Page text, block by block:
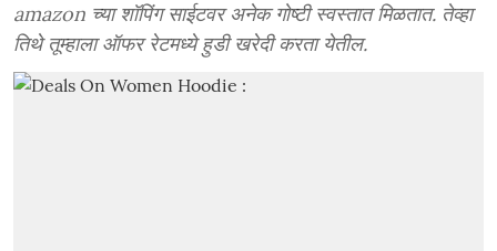
amazon च्या शॉपिंग साईटवर अनेक गोष्टी स्वस्तात मिळतात. तेव्हा
तिथे तूम्हाला ऑफर रेटमध्ये हुडी खरेदी करता येतील.